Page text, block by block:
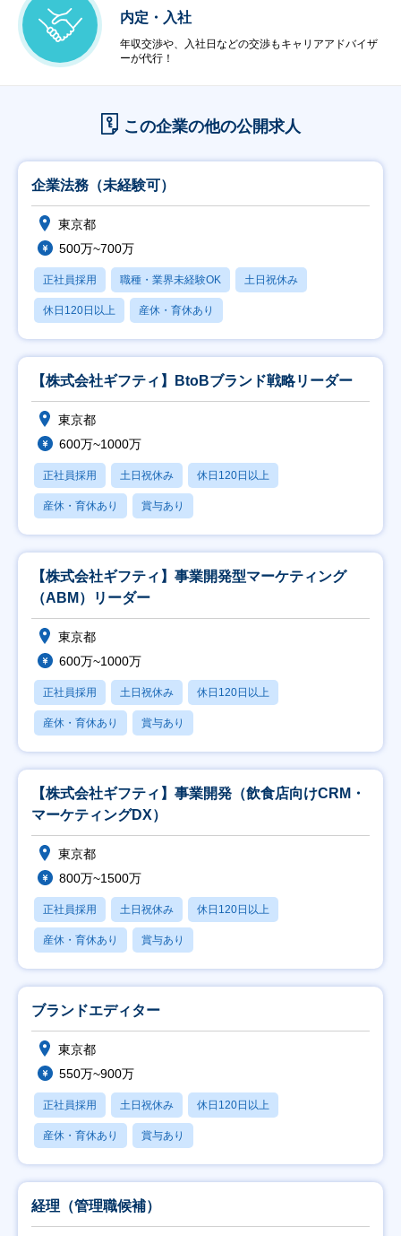
内定・入社
年収交渉や、入社日などの交渉もキャリアアドバイザ
ーが代行！
この企業の他の公開求人
企業法務（未経験可）
東京都
500万~700万
正社員採用 職種・業界未経験OK 土日祝休み
休日120日以上 産休・育休あり
【株式会社ギフティ】BtoBブランド戦略リーダー
東京都
600万~1000万
正社員採用 土日祝休み 休日120日以上
産休・育休あり 賞与あり
【株式会社ギフティ】事業開発型マーケティング
（ABM）リーダー
東京都
600万~1000万
正社員採用 土日祝休み 休日120日以上
産休・育休あり 賞与あり
【株式会社ギフティ】事業開発（飲食店向けCRM・
マーケティングDX）
東京都
800万~1500万
正社員採用 土日祝休み 休日120日以上
産休・育休あり 賞与あり
ブランドエディター
東京都
550万~900万
正社員採用 土日祝休み 休日120日以上
産休・育休あり 賞与あり
経理（管理職候補）